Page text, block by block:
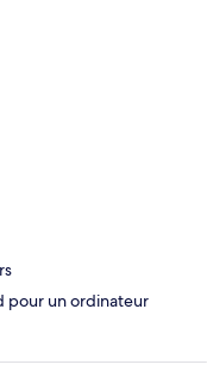
pour un ordinateur